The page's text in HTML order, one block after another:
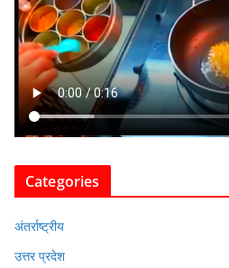
Categories
अंतर्राष्ट्रीय
उत्तर प्रदेश